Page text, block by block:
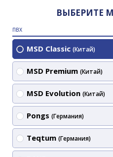
ВЫБЕРИТЕ
ПВХ
MSD Classic (Китай)
MSD Premium (Китай)
MSD Evolution (Китай)
Pongs (Германия)
Teqtum (Германия)